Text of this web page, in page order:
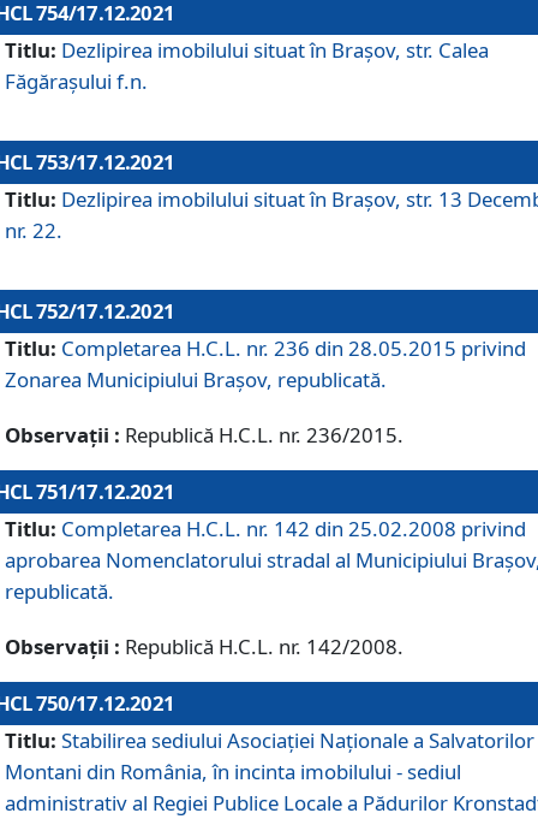
754/17.12.2021
Titlu: Dezlipirea imobilului situat în Brașov, str. Calea
Făgărașului f.n.
753/17.12.2021
Titlu: Dezlipirea imobilului situat în Brașov, str. 13
nr. 22.
752/17.12.2021
Titlu: Completarea H.C.L. nr. 236 din 28.05.2015 privind
Zonarea Municipiului Braşov, republicată.
Observații : Republică H.C.L. nr. 236/2015.
751/17.12.2021
Titlu: Completarea H.C.L. nr. 142 din 25.02.2008 privind
aprobarea Nomenclatorului stradal al Municipiului
republicată.
Observații : Republică H.C.L. nr. 142/2008.
750/17.12.2021
Titlu: Stabilirea sediului Asociației Naționale a Salvatorilor
Montani din România, în incinta imobilului - sediul
administrativ al Regiei Publice Locale a Pădurilor